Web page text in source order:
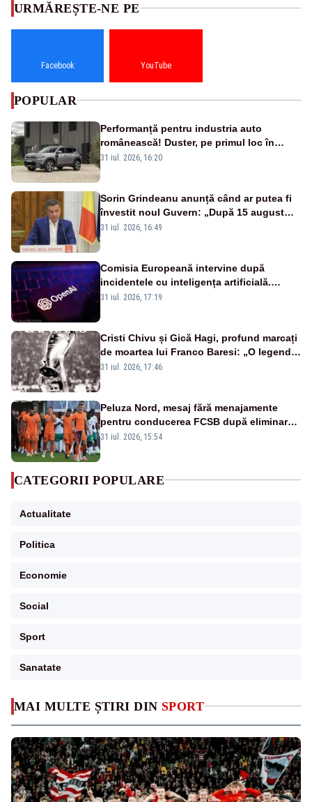
MAI MULTE ȘTIRI DIN SPORT
URMĂREȘTE-NE PE
Facebook YouTube
POPULAR
Performanță pentru industria auto
românească! Duster, pe primul loc în
topul vânzărilor din Ucraina
31 iul. 2026, 16:20
Sorin Grindeanu anunță când ar putea fi
învestit noul Guvern: „După 15 august
sunt șanse mai mari”
31 iul. 2026, 16:49
Comisia Europeană intervine după
incidentele cu inteligența artificială.
OpenAI și Anthropic, vizate
31 iul. 2026, 17:19
Cristi Chivu și Gică Hagi, profund marcați
de moartea lui Franco Baresi: „O legendă
a fotbalului mondial”
31 iul. 2026, 17:46
Peluza Nord, mesaj fără menajamente
pentru conducerea FCSB după eliminarea
rușinoasă din Conference League
31 iul. 2026, 15:54
CATEGORII POPULARE
Actualitate
Politica
Economie
Social
Sport
Sanatate